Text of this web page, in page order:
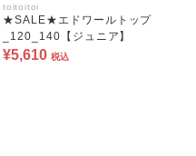
toitoitoi
★SALE★エドワールトップ
_120_140【ジュニア】
¥5,610 税込